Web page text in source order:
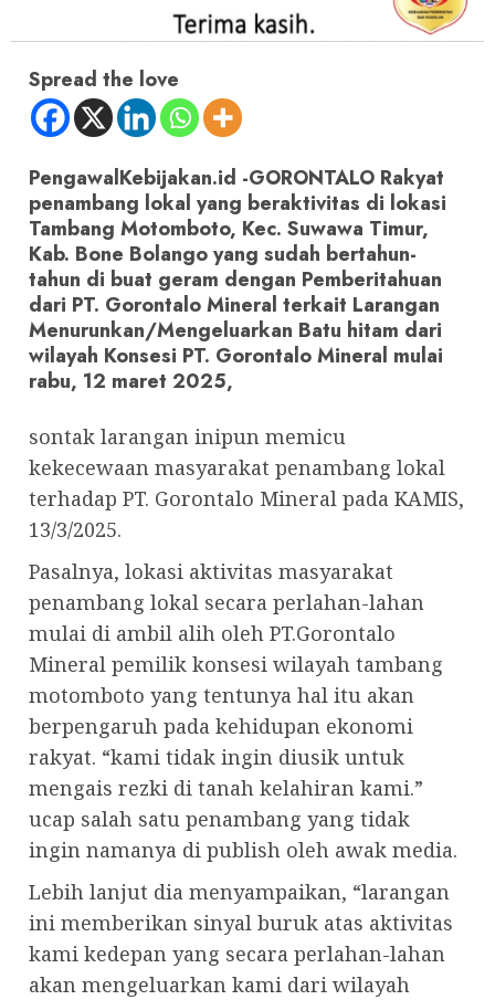
Spread the love
PengawalKebijakan.id -GORONTALO Rakyat
penambang lokal yang beraktivitas di lokasi
Tambang Motomboto, Kec. Suwawa Timur,
Kab. Bone Bolango yang sudah bertahun-
tahun di buat geram dengan Pemberitahuan
dari PT. Gorontalo Mineral terkait Larangan
Menurunkan/Mengeluarkan Batu hitam dari
wilayah Konsesi PT. Gorontalo Mineral mulai
rabu, 12 maret 2025,
sontak larangan inipun memicu
kekecewaan masyarakat penambang lokal
terhadap PT. Gorontalo Mineral pada KAMIS,
13/3/2025.
Pasalnya, lokasi aktivitas masyarakat
penambang lokal secara perlahan-lahan
mulai di ambil alih oleh PT.Gorontalo
Mineral pemilik konsesi wilayah tambang
motomboto yang tentunya hal itu akan
berpengaruh pada kehidupan ekonomi
rakyat. “kami tidak ingin diusik untuk
mengais rezki di tanah kelahiran kami.”
ucap salah satu penambang yang tidak
ingin namanya di publish oleh awak media.
Lebih lanjut dia menyampaikan, “larangan
ini memberikan sinyal buruk atas aktivitas
kami kedepan yang secara perlahan-lahan
akan mengeluarkan kami dari wilayah